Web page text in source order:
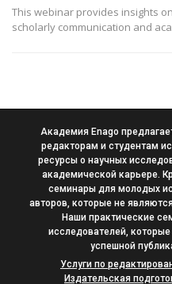
This webinar provides insights
scholarly communication and
Академия Enago
редакторам и студентам
ресурсы о научных
академической карьере.
семинары для молодых
авторов, которые не
Наши практические
исследователей, которые
успешной
Услуги по
Издательская